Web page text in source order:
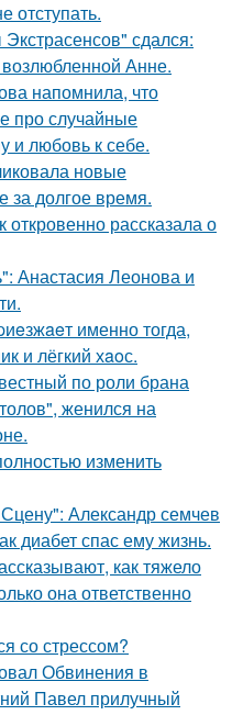
отступать.
сдался:
Анне.
напомнила, что
про случайные
и любовь к себе.
новые
за долгое время.
рассказала о
Анастасия Леонова и
именно тогда,
и лёгкий хaoс.
по роли брана
женился на
изменить
Александр семчев
диабет спас ему жизнь.
как тяжело
она ответственно
со стрессом?
Обвинения в
Павел прилучный